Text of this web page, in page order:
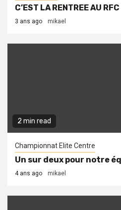
C’EST LA RENTREE AU RFC
3 ans ago mikael
2 min read
Championnat Elite Centre
Un sur deux pour notre
4 ans ago mikael